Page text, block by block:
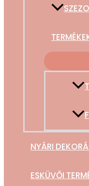
NYÁRI
ESKÜVŐI